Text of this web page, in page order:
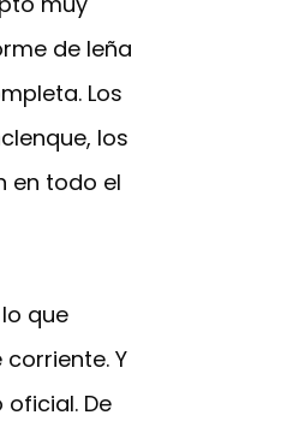
de leña
Los
los
en todo el
que
Y
De